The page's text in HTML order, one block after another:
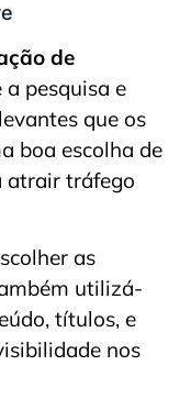
de
a pesquisa e
que os
boa escolha de
atrair tráfego
as
utilizá-
títulos, e
nos